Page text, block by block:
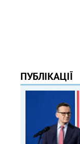
ПУБЛІКАЦІЇ